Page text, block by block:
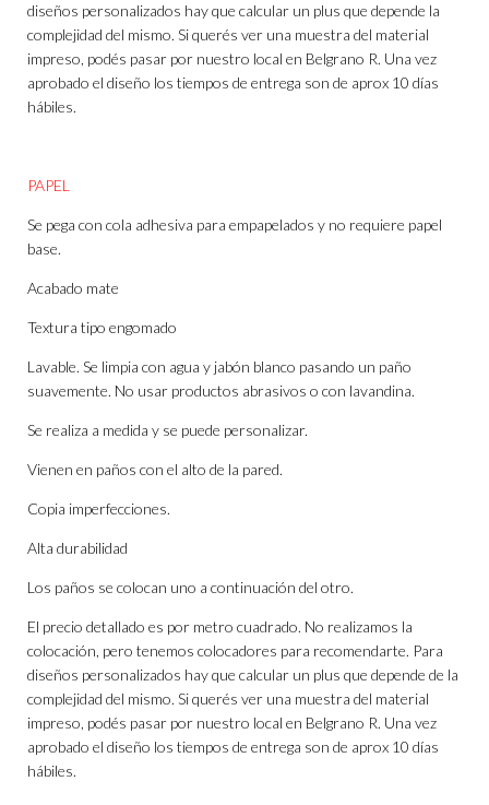
diseños personalizados hay que calcular un plus que depende la
complejidad del mismo. Si querés ver una muestra del material
impreso, podés pasar por nuestro local en Belgrano R. Una vez
aprobado el diseño los tiempos de entrega son de aprox 10 días
hábiles.
PAPEL
Se pega con cola adhesiva para empapelados y no requiere papel
base.
Acabado mate
Textura tipo engomado
Lavable. Se limpia con agua y jabón blanco pasando un paño
suavemente. No usar productos abrasivos o con lavandina.
Se realiza a medida y se puede personalizar.
Vienen en paños con el alto de la pared.
Copia imperfecciones.
Alta durabilidad
Los paños se colocan uno a continuación del otro.
El precio detallado es por metro cuadrado. No realizamos la
colocación, pero tenemos colocadores para recomendarte. Para
diseños personalizados hay que calcular un plus que depende de la
complejidad del mismo. Si querés ver una muestra del material
impreso, podés pasar por nuestro local en Belgrano R. Una vez
aprobado el diseño los tiempos de entrega son de aprox 10 días
hábiles.